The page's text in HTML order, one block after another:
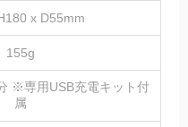
x D55mm
155g
※専用USB充電キット付
属